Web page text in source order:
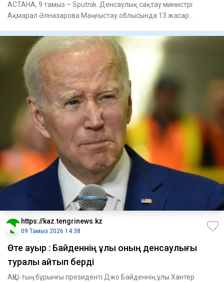
АСТАНА, 9 тамыз – Sputnik. Денсаулық сақтау министрі
Ақмарал Әлназарова Маңғыстау облысында 13 жасар
https://kaz.tengrinews.kz
09 Тамыз 2026 14:38
Өте ауыр : Байденнің ұлы оның денсаулығы
туралы айтып берді
АҚШ-тың бұрынғы президенті Джо Байденнің ұлы Хантер